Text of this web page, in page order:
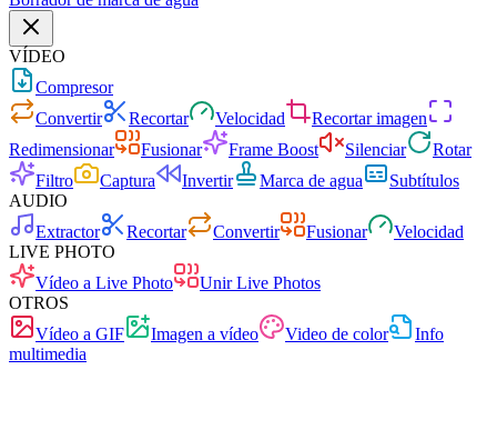
VÍDEO
Compresor
Convertir
Recortar Velocidad
Recortar imagen
Redimensionar
Fusionar Frame Boost Silenciar
Rotar
Filtro
Captura Invertir Marca de agua
Subtítulos
AUDIO
Extractor
Recortar Convertir Fusionar
Velocidad
LIVE PHOTO
Vídeo a Live Photo
Unir Live Photos
OTROS
Vídeo a GIF
Imagen a vídeo Video de color
Info
multimedia